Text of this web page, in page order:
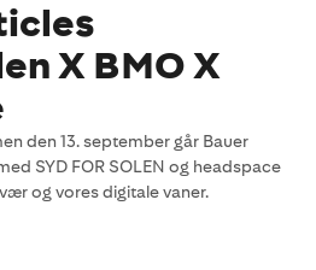
X BMO X
den 13. september går Bauer
SYD FOR SOLEN og headspace
og vores digitale vaner.